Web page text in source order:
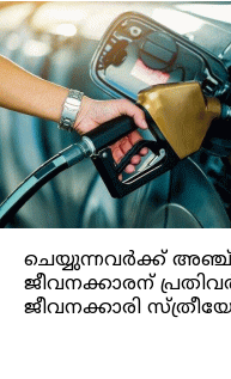
ചെയ്യുന്നവർക്ക്
ജീവനക്കാരന്
ജീവനക്കാരി